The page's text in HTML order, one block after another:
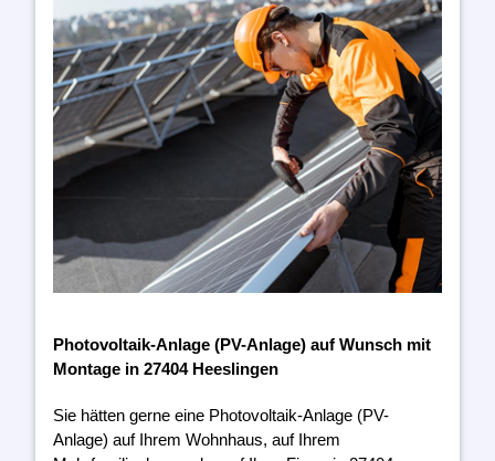
Photovoltaik-Anlage (PV-Anlage) auf Wunsch mit
Montage in 27404 Heeslingen
Sie hätten gerne eine Photovoltaik-Anlage (PV-
Anlage) auf Ihrem Wohnhaus, auf Ihrem